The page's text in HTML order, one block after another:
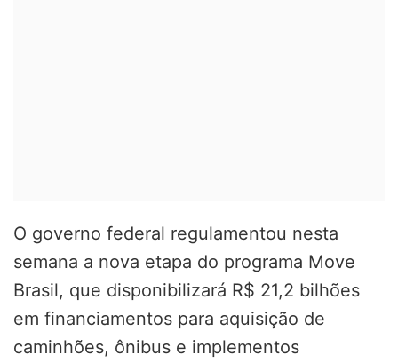
O governo federal regulamentou nesta
semana a nova etapa do programa Move
Brasil, que disponibilizará R$ 21,2 bilhões
em financiamentos para aquisição de
caminhões, ônibus e implementos